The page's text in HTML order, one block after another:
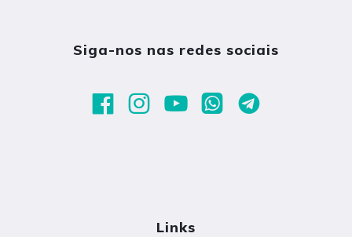
Siga-nos nas redes sociais
Links